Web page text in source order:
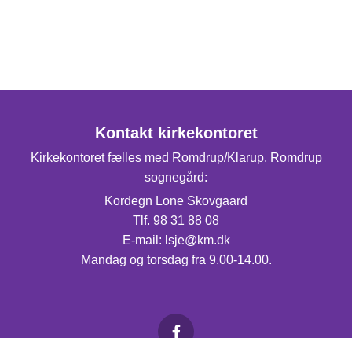
Kontakt kirkekontoret
Kirkekontoret fælles med Romdrup/Klarup, Romdrup
sognegård:
Kordegn Lone Skovgaard
Tlf. 98 31 88 08
E-mail: lsje@km.dk
Mandag og torsdag fra 9.00-14.00.